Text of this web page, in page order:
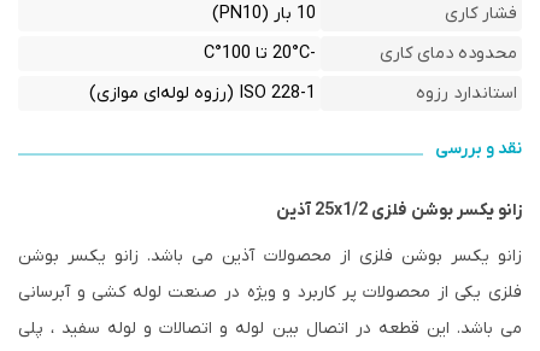
فشار کاری
10 بار (PN10)
محدوده دمای کاری
-20°C تا 100°C
استاندارد رزوه
ISO 228-1 (رزوه لوله‌ای موازی)
نقد و بررسی
زانو یکسر بوشن فلزی 25x1/2 آذین
زانو یکسر بوشن فلزی از محصولات آذین می باشد. زانو یکسر بوشن
فلزی یکی از محصولات پر کاربرد و ویژه در صنعت لوله کشی و آبرسانی
می باشد. این قطعه در اتصال بین لوله و اتصالات و لوله سفید ، پلی